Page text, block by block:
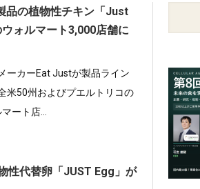
品の植物性チキン「Just
ォルマート3,000店舗に
ーカーEat Justが製品ライン
米50州およびプエルトリコの
ート店...
性代替卵「JUST Egg」が